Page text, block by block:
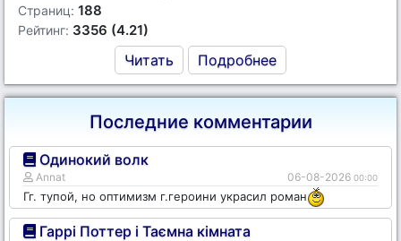
Страниц: 188
Рейтинг: 3356 (4.21)
Читать Подробнее
Последние комментарии
Одинокий волк
Annat 06-08-2026 00:00
Гг. тупой, но оптимизм г.героини украсил роман
Гаррі Поттер і Таємна кімната